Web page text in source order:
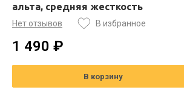
альта, средняя жесткость
Нет отзывов В избранное
1 490 ₽
В корзину